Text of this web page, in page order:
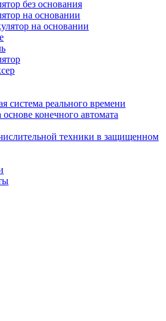
без основания
на основании
на основании
система реального времени
конечного автомата
техники в защищенном